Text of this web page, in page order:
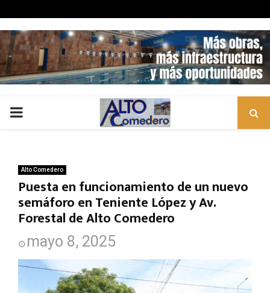
PRIMARY
Alto Comedero
Puesta en funcionamiento de un nuevo
semáforo en Teniente López y Av.
Forestal de Alto Comedero
mayo 8, 2025